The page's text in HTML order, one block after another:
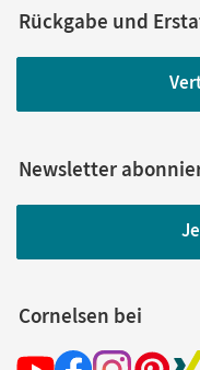
Rückgabe und
Newsletter
Cornelsen bei